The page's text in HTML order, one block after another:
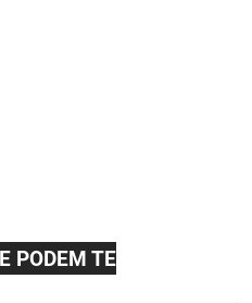
PODEM TE